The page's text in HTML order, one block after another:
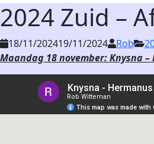
2024 Zuid –
18/11/202419/11/2024 Rob
Maandag 18 november: Knysna –